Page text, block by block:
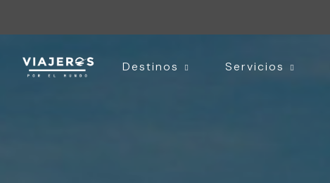
Destinos Servicios